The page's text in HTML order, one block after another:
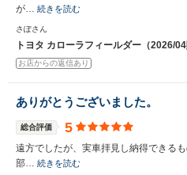
が… 続きを読む
さぽさん
トヨタ カローラフィールダー（2026/04
お店からの返信あり
ありがとうございました。
総合評価 5
遠方でしたが、実車拝見し納得できる
部… 続きを読む
いいえ